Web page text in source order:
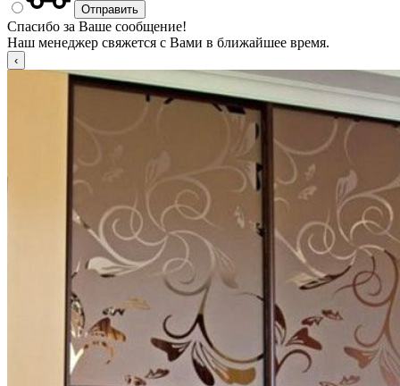
Спасибо за Ваше сообщение!
Наш менеджер свяжется с Вами в ближайшее время.